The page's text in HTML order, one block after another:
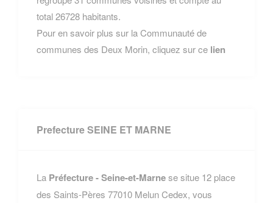
total 26728 habitants.
Pour en savoir plus sur la Communauté de
communes des Deux Morin, cliquez sur ce lien
Prefecture SEINE ET MARNE
La Préfecture - Seine-et-Marnese situe 12 place
des Saints-Pères 77010 Melun Cedex, vous